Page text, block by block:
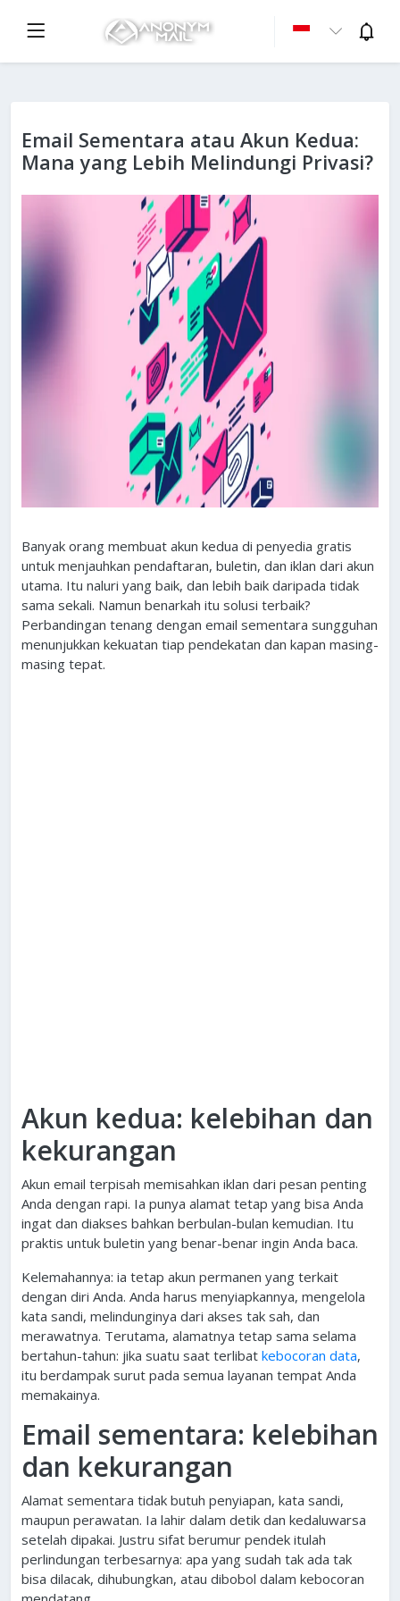
Email Sementara atau Akun Kedua:
Mana yang Lebih Melindungi Privasi?
Banyak orang membuat akun kedua di penyedia gratis
untuk menjauhkan pendaftaran, buletin, dan iklan dari akun
utama. Itu naluri yang baik, dan lebih baik daripada tidak
sama sekali. Namun benarkah itu solusi terbaik?
Perbandingan tenang dengan email sementara sungguhan
menunjukkan kekuatan tiap pendekatan dan kapan masing-
masing tepat.
Akun kedua: kelebihan dan
kekurangan
Akun email terpisah memisahkan iklan dari pesan penting
Anda dengan rapi. Ia punya alamat tetap yang bisa Anda
ingat dan diakses bahkan berbulan-bulan kemudian. Itu
praktis untuk buletin yang benar-benar ingin Anda baca.
Kelemahannya: ia tetap akun permanen yang terkait
dengan diri Anda. Anda harus menyiapkannya, mengelola
kata sandi, melindunginya dari akses tak sah, dan
merawatnya. Terutama, alamatnya tetap sama selama
bertahun-tahun: jika suatu saat terlibat kebocoran data,
itu berdampak surut pada semua layanan tempat Anda
memakainya.
Email sementara: kelebihan
dan kekurangan
Alamat sementara tidak butuh penyiapan, kata sandi,
maupun perawatan. Ia lahir dalam detik dan kedaluwarsa
setelah dipakai. Justru sifat berumur pendek itulah
perlindungan terbesarnya: apa yang sudah tak ada tak
bisa dilacak, dihubungkan, atau dibobol dalam kebocoran